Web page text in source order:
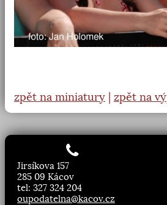
zpět na miniatury zpět na
Jirsíkova 157
285 09 Kácov
tel: 327 324 204
oupodatelna@kacov.cz